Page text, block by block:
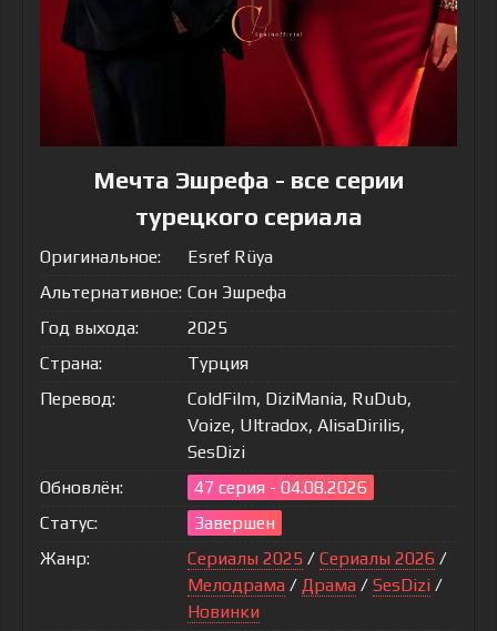
Мечта Эшрефа - все серии
турецкого сериала
Оригинальное:
Esref Rüya
Альтернативное: Сон Эшрефа
Год выхода:
2025
Страна:
Турция
Перевод:
ColdFilm, DiziMania, RuDub,
Voize, Ultradox, AlisaDirilis,
SesDizi
Обновлён:
47 серия - 04.08.2026
Статус:
Завершен
Жанр:
Сериалы 2025 / Сериалы 2026 /
Мелодрама / Драма / SesDizi /
Новинки